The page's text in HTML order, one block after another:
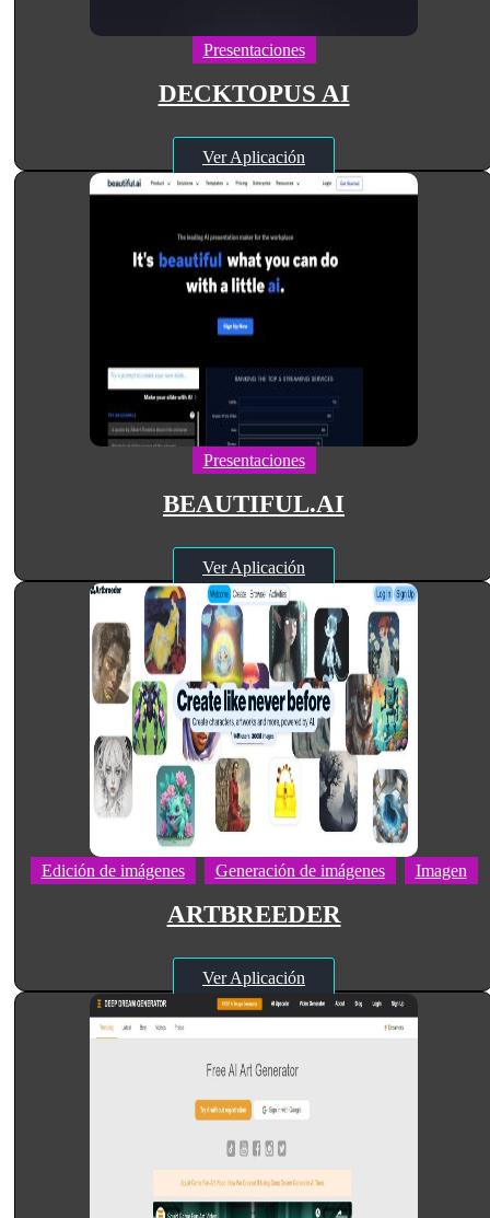
Presentaciones
DECKTOPUS AI
Ver Aplicación
Presentaciones
BEAUTIFUL.AI
Ver Aplicación
Edición de imágenes Generación de imágenes Imagen
ARTBREEDER
Ver Aplicación